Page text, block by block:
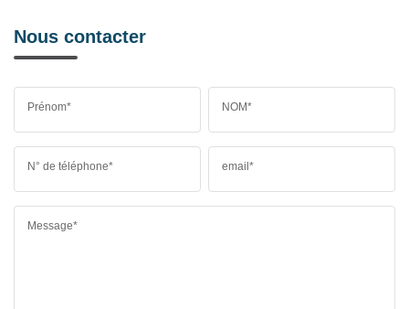
Nous contacter
Prénom* NOM*
N° de téléphone* email*
Message*